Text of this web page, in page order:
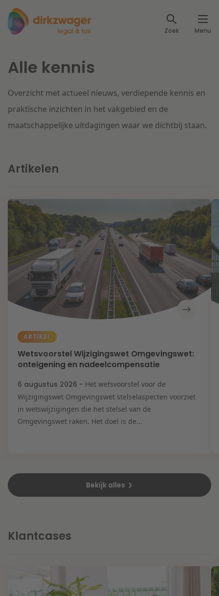
Zoek Menu
Expertises
Banking & Finance
Fiscaal
IT & Privacy
IE & Innovatie
Herstructurering & Insolventie
Energie
Zorg & Sociaal domein
Overheid & Omgeving
Aanbesteding & Mededinging
Aansprakelijkheid & Verzekering
Dichtbij de energietransitie
Lees meer
Dichtbij de kansen en uitdagingen in de
woningbouw
Dichtbij de wendbare onderneming
Artikelen
Klantcases
Events
Over ons
Internationale partners
Nieuws
Contact
Nederlands
English
Alle kennis
Overzicht met actueel nieuws, verdiepende kennis en
praktische inzichten in het vakgebied en de
maatschappelijke uitdagingen waar we dichtbij staan.
Artikelen
ARTIKEL
Wetsvoorstel Wijzigingswet Omgevingswet:
onteigening en nadeelcompensatie
6 augustus 2026 - Het wetsvoorstel voor de
Wijzigingswet Omgevingswet stelselaspecten voorziet
in wetswijzigingen die het stelsel van de
Omgevingswet raken. Het doel is de...
Bekijk alles
Klantcases